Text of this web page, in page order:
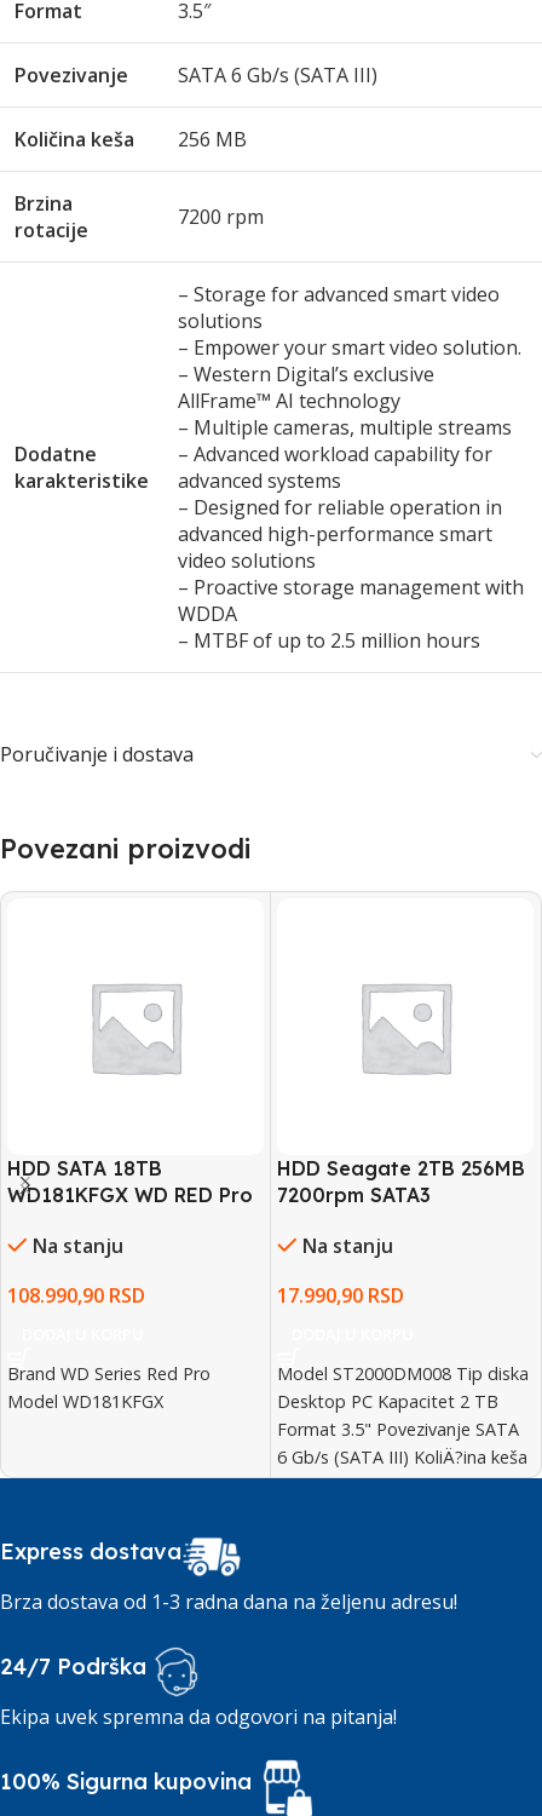
Format 3.5″
Povezivanje SATA 6 Gb/s (SATA III)
Količina keša 256 MB
Brzina
rotacije
7200 rpm
Dodatne
karakteristike
– Storage for advanced smart video
solutions
– Empower your smart video solution.
– Western Digital’s exclusive
AllFrame™ AI technology
– Multiple cameras, multiple streams
– Advanced workload capability for
advanced systems
– Designed for reliable operation in
advanced high-performance smart
video solutions
– Proactive storage management with
WDDA
– MTBF of up to 2.5 million hours
Poručivanje i dostava
Povezani proizvodi
HDD SATA 18TB
WD181KFGX WD RED Pro
Na stanju
108.990,90 RSD
Brand WD Series Red Pro
Model WD181KFGX
HDD Seagate 2TB 256MB
7200rpm SATA3
Na stanju
17.990,90 RSD
Model ST2000DM008 Tip diska
Desktop PC Kapacitet 2 TB
Format 3.5" Povezivanje SATA
6 Gb/s (SATA III) KoliÄ?ina keša
256
Express dostava
Brza dostava od 1-3 radna dana na željenu adresu!
24/7 Podrška
Ekipa uvek spremna da odgovori na pitanja!
100% Sigurna kupovina